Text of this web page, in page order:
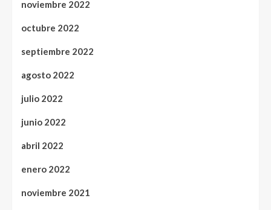
noviembre 2022
octubre 2022
septiembre 2022
agosto 2022
julio 2022
junio 2022
abril 2022
enero 2022
noviembre 2021